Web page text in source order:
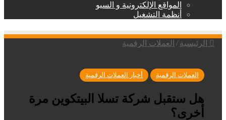
المواقع الإلكترونية و السيو
أنظمة التشغيل
الرئيسية / العملات الرقمية
العملات الرقمية أخبار العملات الرقمية
هل ستقبل شركة تسلا البيتكوين مرة
أخرى؟